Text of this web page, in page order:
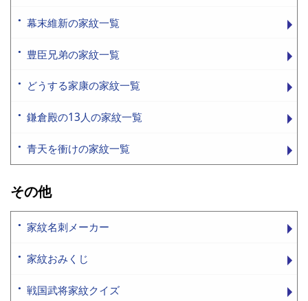
幕末維新の家紋一覧
豊臣兄弟の家紋一覧
どうする家康の家紋一覧
鎌倉殿の13人の家紋一覧
青天を衝けの家紋一覧
その他
家紋名刺メーカー
家紋おみくじ
戦国武将家紋クイズ